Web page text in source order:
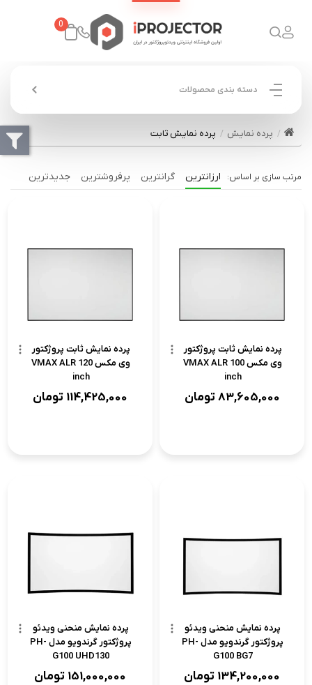
0
دسته بندی محصولات
پرده نمایش پرده نمایش ثابت
ارزانترین گرانترین پرفروشترین جدیدترین
پرده نمایش ثابت پروژکتور
وی مکس VMAX ALR 100
inch
83,605,000تومان
پرده نمایش ثابت پروژکتور
وی مکس VMAX ALR 120
inch
114,425,000 تومان
پرده نمایش منحنی ویدئو
پروژکتور گرندویو مدل PH-
G100 BG7
134,200,000 تومان
پرده نمایش منحنی ویدئو
پروژکتور گرندویو مدل PH-
G100 UHD130
151,000,000 تومان